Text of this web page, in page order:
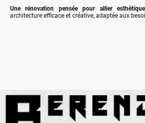
Une rénovation pensée pour allier
architecture efficace et créative, adaptée aux